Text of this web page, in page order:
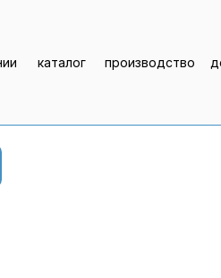
производство
каталог